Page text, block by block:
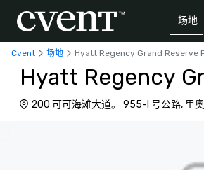
场地
Cvent 场地 Hyatt Regency Grand Reserve
Hyatt Regency
200 可可海滩大道。 955-I 号公路, 里